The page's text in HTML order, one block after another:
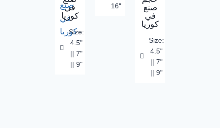
في
كوريا
Size:
4.5"
|| 7"
|| 9"
16"
صنع
في
كوريا
Size:
4.5"
|| 7"
|| 9"